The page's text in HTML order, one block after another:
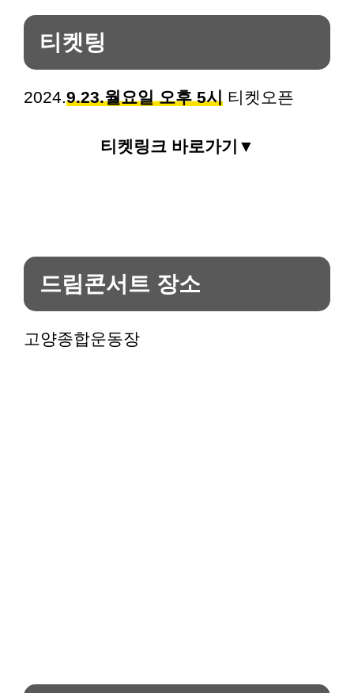
티켓팅
2024.9.23.월요일 오후 5시 티켓오픈
티켓링크 바로가기▼
드림콘서트 장소
고양종합운동장